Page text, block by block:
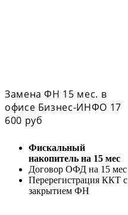
Замена ФН 15 мес. в
офисе Бизнес-ИНФО 17
600 руб
Фискальный
накопитель на 15 мес
Договор ОФД на 15 мес
Перерегистрация ККТ с
закрытием ФН